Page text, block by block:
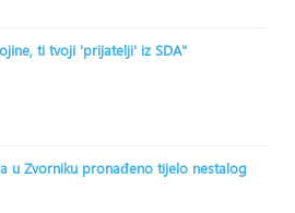
ti tvoji 'prijatelji' iz SDA"
u Zvorniku pronađeno tijelo nestalog